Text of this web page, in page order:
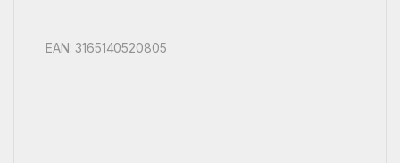
EAN: 3165140520805